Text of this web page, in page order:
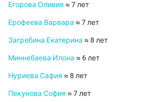
Егорова Оливия ≈ 7 лет
Ерофеева Варвара ≈ 7 лет
Загребина Екатерина ≈ 8 лет
Миннебаева Илона ≈ 6 лет
Нуриева Сафия ≈ 8 лет
Пекунова София ≈ 7 лет